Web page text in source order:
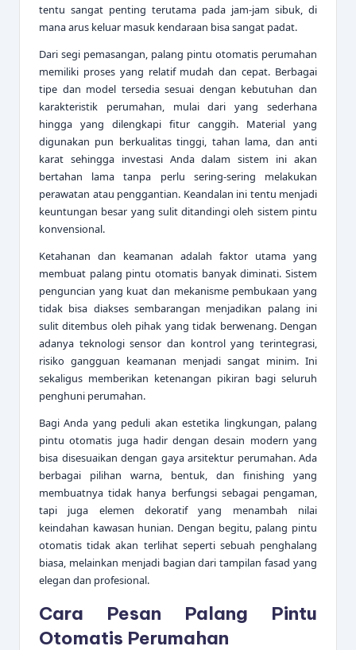
tentu sangat penting terutama pada jam-jam sibuk, di
mana arus keluar masuk kendaraan bisa sangat padat.
Dari segi pemasangan, palang pintu otomatis perumahan
memiliki proses yang relatif mudah dan cepat. Berbagai
tipe dan model tersedia sesuai dengan kebutuhan dan
karakteristik perumahan, mulai dari yang sederhana
hingga yang dilengkapi fitur canggih. Material yang
digunakan pun berkualitas tinggi, tahan lama, dan anti
karat sehingga investasi Anda dalam sistem ini akan
bertahan lama tanpa perlu sering-sering melakukan
perawatan atau penggantian. Keandalan ini tentu menjadi
keuntungan besar yang sulit ditandingi oleh sistem pintu
konvensional.
Ketahanan dan keamanan adalah faktor utama yang
membuat palang pintu otomatis banyak diminati. Sistem
penguncian yang kuat dan mekanisme pembukaan yang
tidak bisa diakses sembarangan menjadikan palang ini
sulit ditembus oleh pihak yang tidak berwenang. Dengan
adanya teknologi sensor dan kontrol yang terintegrasi,
risiko gangguan keamanan menjadi sangat minim. Ini
sekaligus memberikan ketenangan pikiran bagi seluruh
penghuni perumahan.
Bagi Anda yang peduli akan estetika lingkungan, palang
pintu otomatis juga hadir dengan desain modern yang
bisa disesuaikan dengan gaya arsitektur perumahan. Ada
berbagai pilihan warna, bentuk, dan finishing yang
membuatnya tidak hanya berfungsi sebagai pengaman,
tapi juga elemen dekoratif yang menambah nilai
keindahan kawasan hunian. Dengan begitu, palang pintu
otomatis tidak akan terlihat seperti sebuah penghalang
biasa, melainkan menjadi bagian dari tampilan fasad yang
elegan dan profesional.
Cara Pesan Palang Pintu
Otomatis Perumahan